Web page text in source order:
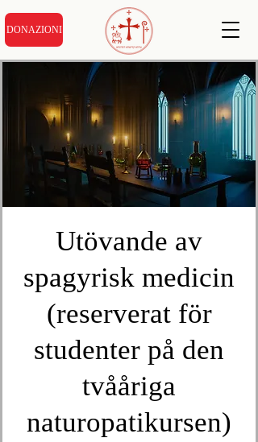
DONAZIONI
Utövande av
spagyrisk medicin
(reserverat för
studenter på den
tvååriga
naturopatikursen)